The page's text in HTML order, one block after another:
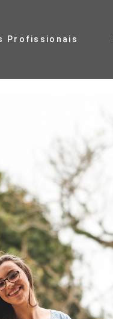
Profissionais